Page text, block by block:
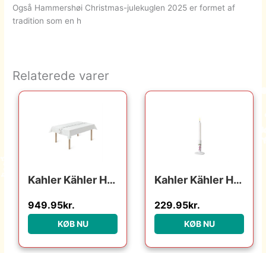
Også Hammershøi Christmas-julekuglen 2025 er formet af
tradition som en h
Relaterede varer
Kahler Kähler Hammershøi Christmas – Juledug – 150 x 270 cm : Erling Christensen Møbler : Erling Christensen Møbler
949.95kr.
KØB NU
Kahler Kähler Hammershøi Christmas lysestage – h 12 cm : Erling Christensen Møbler : Erling Christensen Møbler
229.95kr.
KØB NU